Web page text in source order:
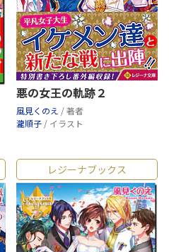
悪の女王の軌跡２
風見くのえ / 著者
瀧順子 / イラスト
レジーナブックス